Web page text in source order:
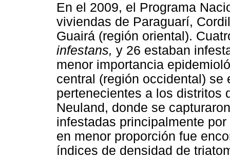
En el 2009, el Programa
viviendas de Paraguarí,
Guairá (región oriental).
infestans, y 26 estaban
menor importancia
central (región occidental) se
pertenecientes a los distritos
Neuland, donde se
infestadas principalmente por
en menor proporción fue
índices de densidad de